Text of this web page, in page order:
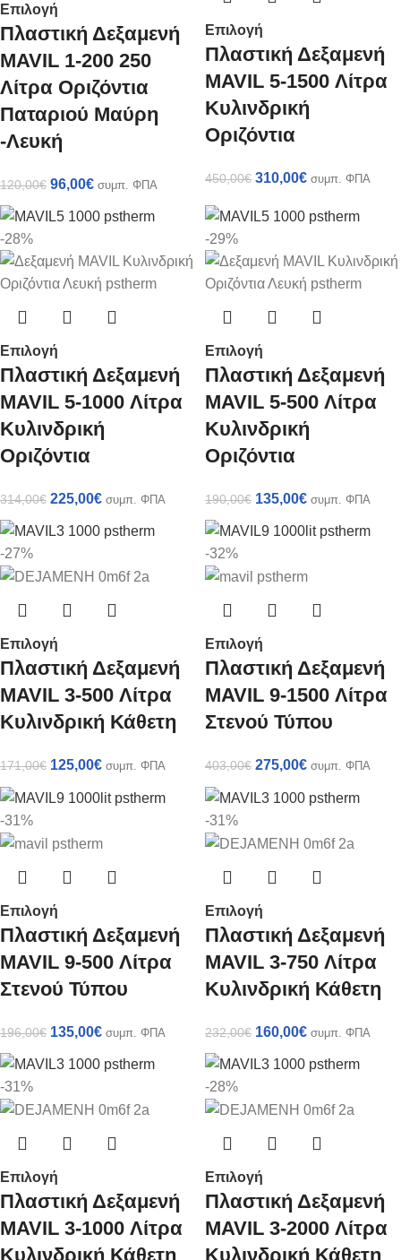
Επιλογή
Πλαστική Δεξαμενή
MAVIL 1-200 250
Λίτρα Οριζόντια
Παταριού Μαύρη
-Λευκή
120,00€ 96,00€ συμπ. ΦΠΑ
Επιλογή
Πλαστική Δεξαμενή
MAVIL 5-1500 Λίτρα
Κυλινδρική
Οριζόντια
450,00€ 310,00€ συμπ. ΦΠΑ
-28%
Επιλογή
Πλαστική Δεξαμενή
MAVIL 5-1000 Λίτρα
Κυλινδρική
Οριζόντια
314,00€ 225,00€ συμπ. ΦΠΑ
-29%
Επιλογή
Πλαστική Δεξαμενή
MAVIL 5-500 Λίτρα
Κυλινδρική
Οριζόντια
190,00€ 135,00€ συμπ. ΦΠΑ
-27%
Επιλογή
Πλαστική Δεξαμενή
MAVIL 3-500 Λίτρα
Κυλινδρική Κάθετη
171,00€ 125,00€ συμπ. ΦΠΑ
-32%
Επιλογή
Πλαστική Δεξαμενή
MAVIL 9-1500 Λίτρα
Στενού Τύπου
403,00€ 275,00€ συμπ. ΦΠΑ
-31%
Επιλογή
Πλαστική Δεξαμενή
MAVIL 9-500 Λίτρα
Στενού Τύπου
196,00€ 135,00€ συμπ. ΦΠΑ
-31%
Επιλογή
Πλαστική Δεξαμενή
MAVIL 3-750 Λίτρα
Κυλινδρική Κάθετη
232,00€ 160,00€ συμπ. ΦΠΑ
-31%
Επιλογή
Πλαστική Δεξαμενή
MAVIL 3-1000 Λίτρα
Κυλινδρική Κάθετη
-28%
Επιλογή
Πλαστική Δεξαμενή
MAVIL 3-2000 Λίτρα
Κυλινδρική Κάθετη